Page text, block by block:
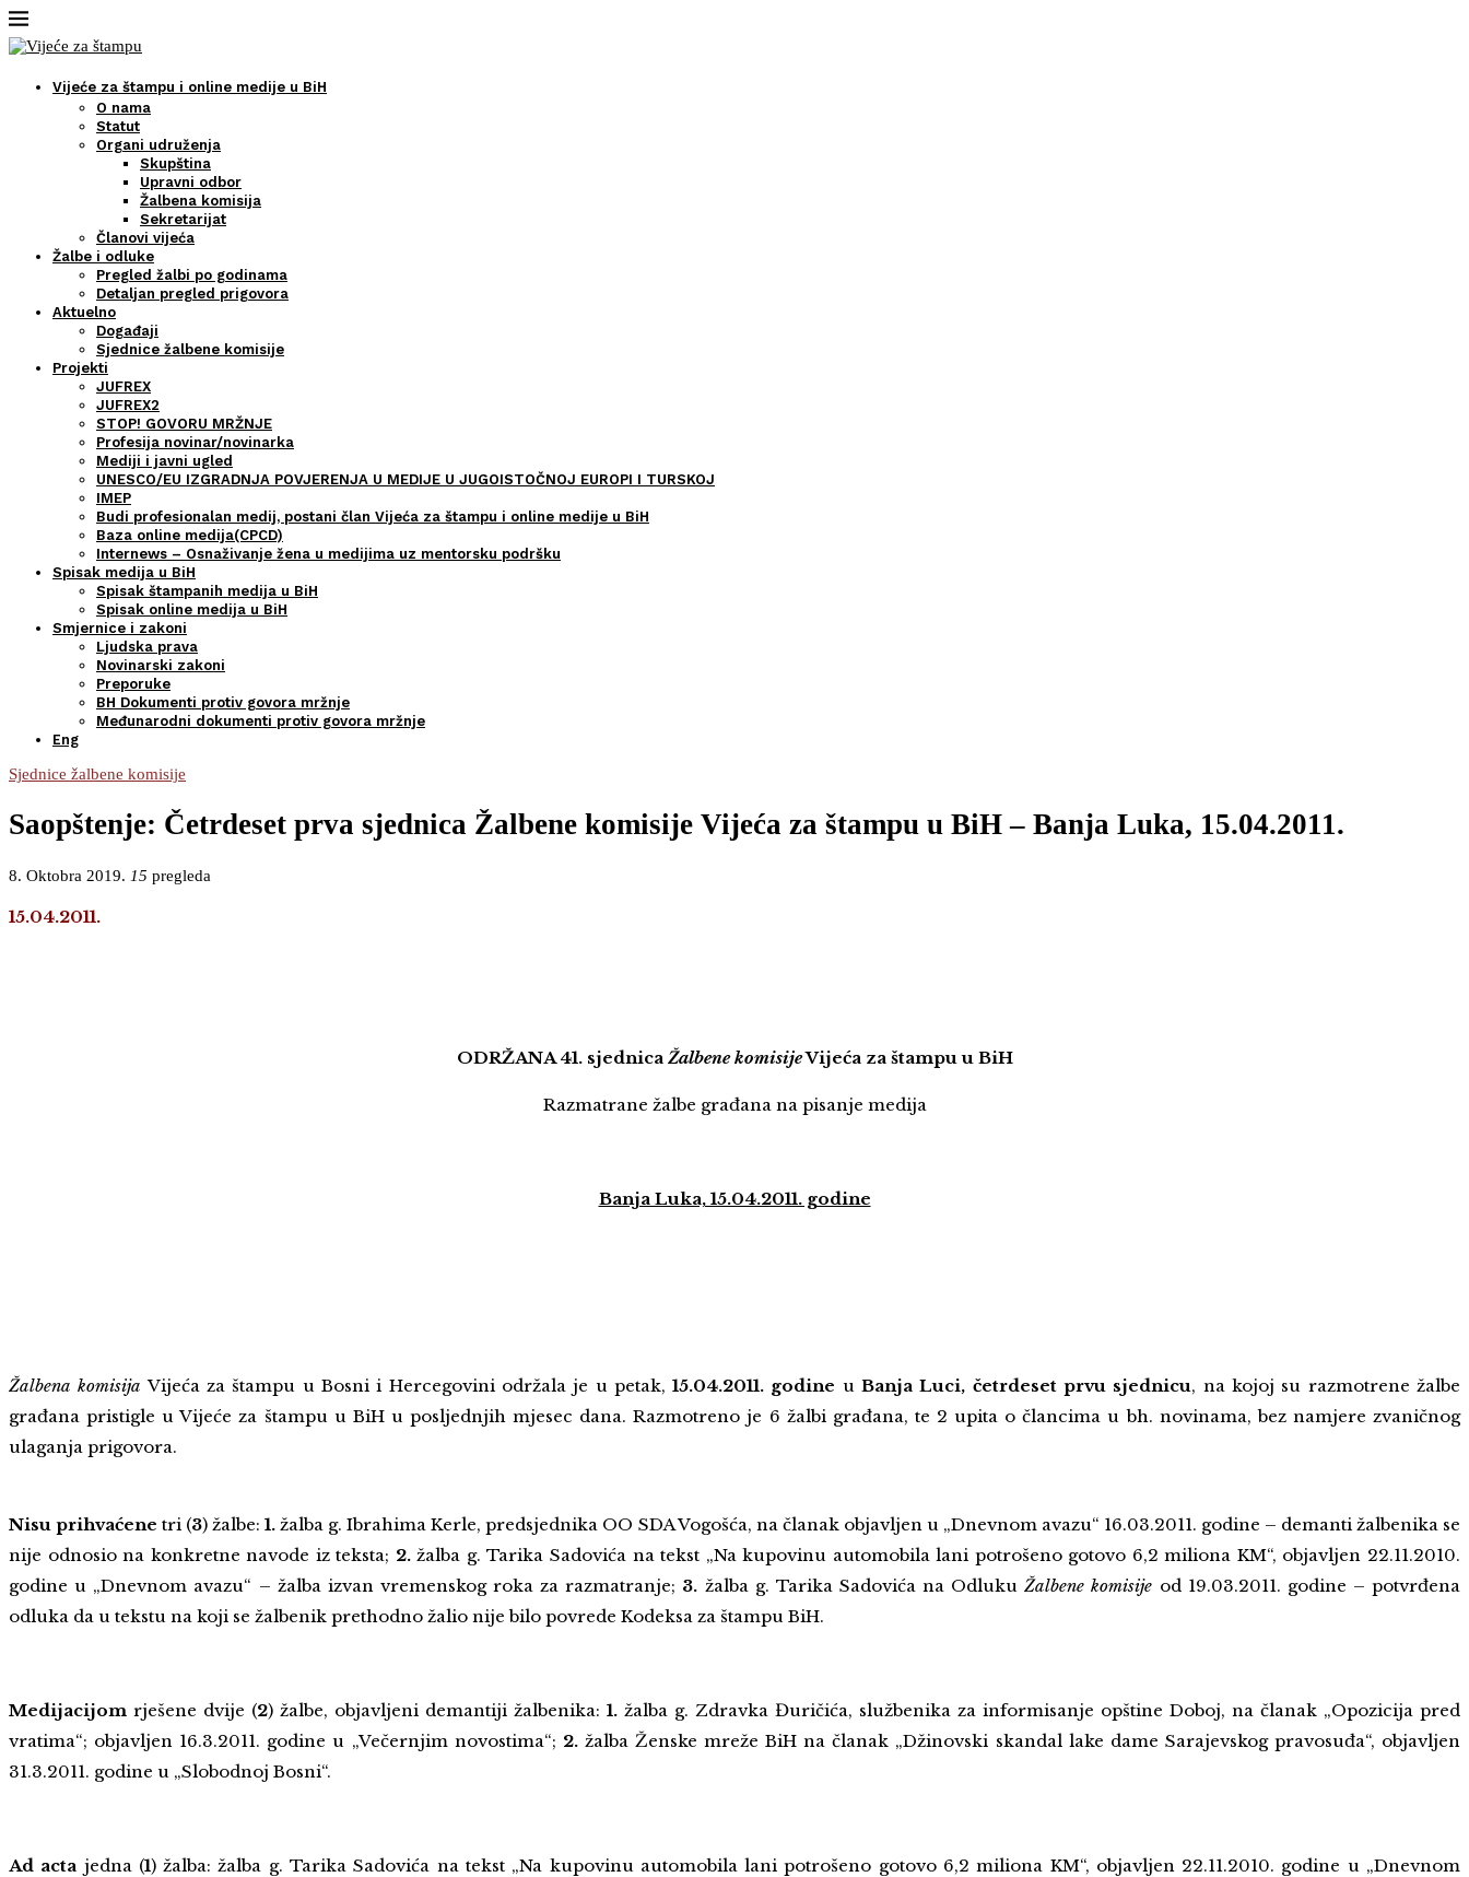
Vijeće za štampu i online medije u BiH
O nama
Statut
Organi udruženja
Skupština
Upravni odbor
Žalbena komisija
Sekretarijat
Članovi vijeća
Žalbe i odluke
Pregled žalbi po godinama
Detaljan pregled prigovora
Aktuelno
Događaji
Sjednice žalbene komisije
Projekti
JUFREX
JUFREX2
STOP! GOVORU MRŽNJE
Profesija novinar/novinarka
Mediji i javni ugled
UNESCO/EU IZGRADNJA POVJERENJA U MEDIJE U JUGOISTOČNOJ EUROPI I TURSKOJ
IMEP
Budi profesionalan medij, postani član Vijeća za štampu i online medije u BiH
Baza online medija(CPCD)
Internews – Osnaživanje žena u medijima uz mentorsku podršku
Spisak medija u BiH
Spisak štampanih medija u BiH
Spisak online medija u BiH
Smjernice i zakoni
Ljudska prava
Novinarski zakoni
Preporuke
BH Dokumenti protiv govora mržnje
Međunarodni dokumenti protiv govora mržnje
Eng
Sjednice žalbene komisije
Saopštenje: Četrdeset prva sjednica Žalbene komisije Vijeća za štampu u BiH – Banja Luka, 15.04.2011.
8. Oktobra 2019. 15 pregleda
15.04.2011.
ODRŽANA 41. sjednica Žalbene komisijeVijeća za štampu u BiH
Razmatrane žalbe građana na pisanje medija
Banja Luka, 15.04.2011. godine
Žalbena komisija Vijeća za štampu u Bosni i Hercegovini održala je u petak,15.04.2011. godine uBanja Luci, četrdeset prvu sjednicu, na kojoj su razmotrene žalbe
građana pristigle u Vijeće za štampu u BiH u posljednjih mjesec dana. Razmotreno je 6 žalbi građana, te 2 upita o člancima u bh. novinama, bez namjere zvaničnog
ulaganja prigovora.
Nisu prihvaćene tri (3) žalbe:1.žalba g. Ibrahima Kerle, predsjednika OO SDA Vogošća, na članak objavljen u „Dnevnom avazu“ 16.03.2011. godine – demanti žalbenika se
nije odnosio na konkretne navode iz teksta; 2.žalba g. Tarika Sadovića na tekst „Na kupovinu automobila lani potrošeno gotovo 6,2 miliona KM“, objavljen 22.11.2010.
godine u „Dnevnom avazu“ – žalba izvan vremenskog roka za razmatranje; 3. žalba g. Tarika Sadovića na OdlukuŽalbene komisije od 19.03.2011. godine – potvrđena
odluka da u tekstu na koji se žalbenik prethodno žalio nije bilo povrede Kodeksa za štampu BiH.
Medijacijom rješene dvije (2) žalbe, objavljeni demantiji žalbenika: 1. žalba g. Zdravka Đuričića, službenika za informisanje opštine Doboj, na članak „Opozicija pred
vratima“; objavljen 16.3.2011. godine u „Večernjim novostima“; 2.žalba Ženske mreže BiH na članak „Džinovski skandal lake dame Sarajevskog pravosuđa“, objavljen
31.3.2011. godine u „Slobodnoj Bosni“.
Ad acta jedna (1) žalba: žalba g. Tarika Sadovića na tekst „Na kupovinu automobila lani potrošeno gotovo 6,2 miliona KM“, objavljen 22.11.2010. godine u „Dnevnom